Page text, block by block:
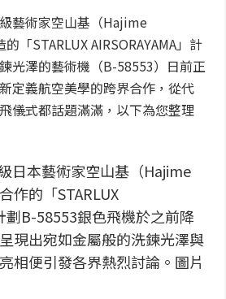
藝術家空山基（Hajime
「STARLUX AIRSORAYAMA」計
光澤的藝術機（B-58553）日前正
定義航空美學的跨界合作，從代
儀式都話題滿滿，以下為您整理